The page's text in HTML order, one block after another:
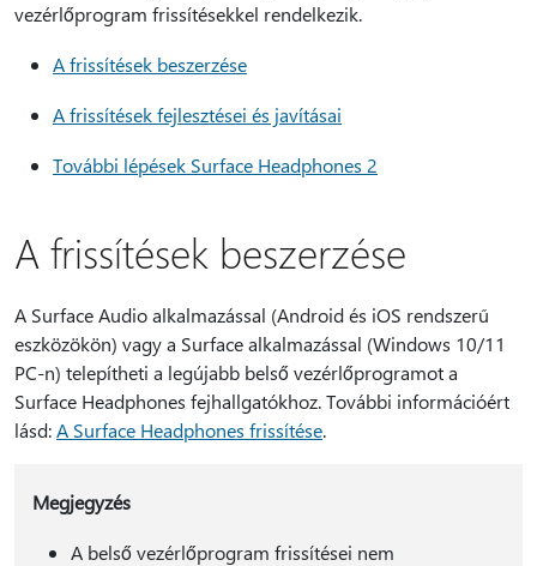
vezérlőprogram frissítésekkel rendelkezik.
A frissítések beszerzése
A frissítések fejlesztései és javításai
További lépések Surface Headphones 2
A frissítések beszerzése
A Surface Audio alkalmazással (Android és iOS rendszerű
eszközökön) vagy a Surface alkalmazással (Windows 10/11
PC-n) telepítheti a legújabb belső vezérlőprogramot a
Surface Headphones fejhallgatókhoz. További információért
lásd:A Surface Headphones frissítése.
Megjegyzés
A belső vezérlőprogram frissítései nem